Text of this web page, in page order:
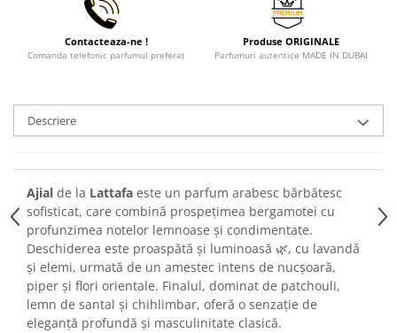
Contacteaza-ne !
Comanda telefonic parfumul preferat
Produse ORIGINALE
Parfumuri autentice MADE IN DUBAI
Descriere
Ajial de la Lattafa este un parfum arabesc bărbătesc
sofisticat, care combină prospețimea bergamotei cu
profunzimea notelor lemnoase și condimentate.
Deschiderea este proaspătă și luminoasă 🌿, cu lavandă
și elemi, urmată de un amestec intens de nucșoară,
piper și flori orientale. Finalul, dominat de patchouli,
lemn de santal și chihlimbar, oferă o senzație de
eleganță profundă și masculinitate clasică.